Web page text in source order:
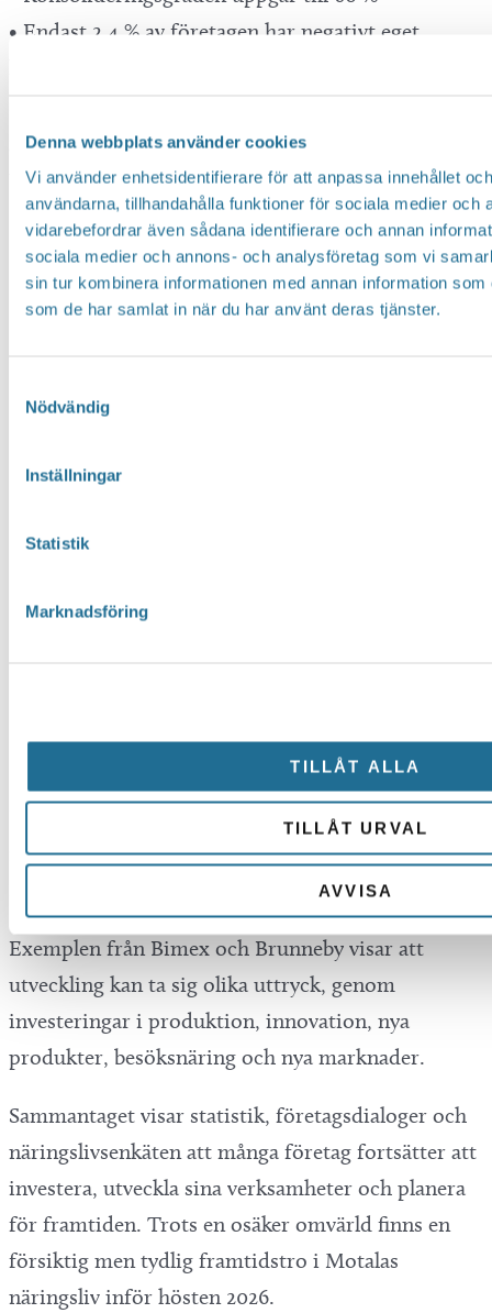
Denna webbplats använder cookies
Vi använder enhetsidentifierare för att anpassa innehållet
användarna, tillhandahålla funktioner för sociala medier och
vidarebefordrar även sådana identifierare och annan
sociala medier och annons- och analysföretag som vi
sin tur kombinera informationen med annan information
som de har samlat in när du har använt deras tjänster.
Nödvändig
Inställningar
Statistik
Marknadsföring
TILLÅT ALLA
TILLÅT URVAL
AVVISA
• Endast 2,4 % av företagen har negativt eget
goda förutsättningar att fortsätta investera och
utvecklas.
Kort sagt
• Nästan vartannat företag planerar
• Många företag vill rekrytera.
produktutveckling skapar nya
• Näringslivet fortsätter att skapa
Näringslivet i Motala präglas av företag som
fortsätter att investera, utveckla nya produkter och
Exemplen från Bimex och Brunneby visar att
utveckling kan ta sig olika uttryck, genom
investeringar i produktion, innovation, nya
produkter, besöksnäring och nya marknader.
Sammantaget visar statistik, företagsdialoger och
näringslivsenkäten att många företag fortsätter att
investera, utveckla sina verksamheter och planera
för framtiden. Trots en osäker omvärld finns en
försiktig men tydlig framtidstro i Motalas
näringsliv inför hösten 2026.